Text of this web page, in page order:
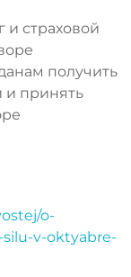
и страховой
получить
принять
o-
v-oktyabre-